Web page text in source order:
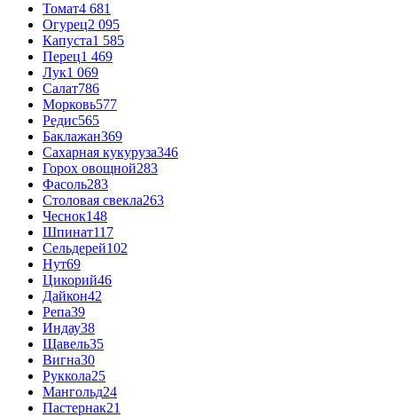
Томат4 681
Огурец2 095
Капуста1 585
Перец1 469
Лук1 069
Салат786
Морковь577
Редис565
Баклажан369
Сахарная кукуруза346
Горох овощной283
Фасоль283
Столовая свекла263
Чеснок148
Шпинат117
Сельдерей102
Нут69
Цикорий46
Дайкон42
Репа39
Индау38
Щавель35
Вигна30
Руккола25
Мангольд24
Пастернак21